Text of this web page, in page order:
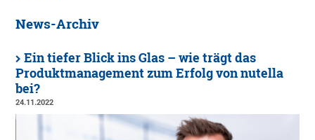
News-Archiv
Ein tiefer Blick ins Glas – wie trägt das
Produktmanagement zum Erfolg von nutella
bei?
24.11.2022